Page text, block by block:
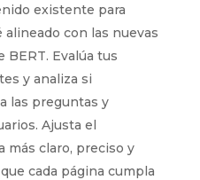
existente para
con las nuevas
BERT. Evalúa tus
y analiza si
las preguntas y
Ajusta el
más claro, preciso y
cada página cumpla